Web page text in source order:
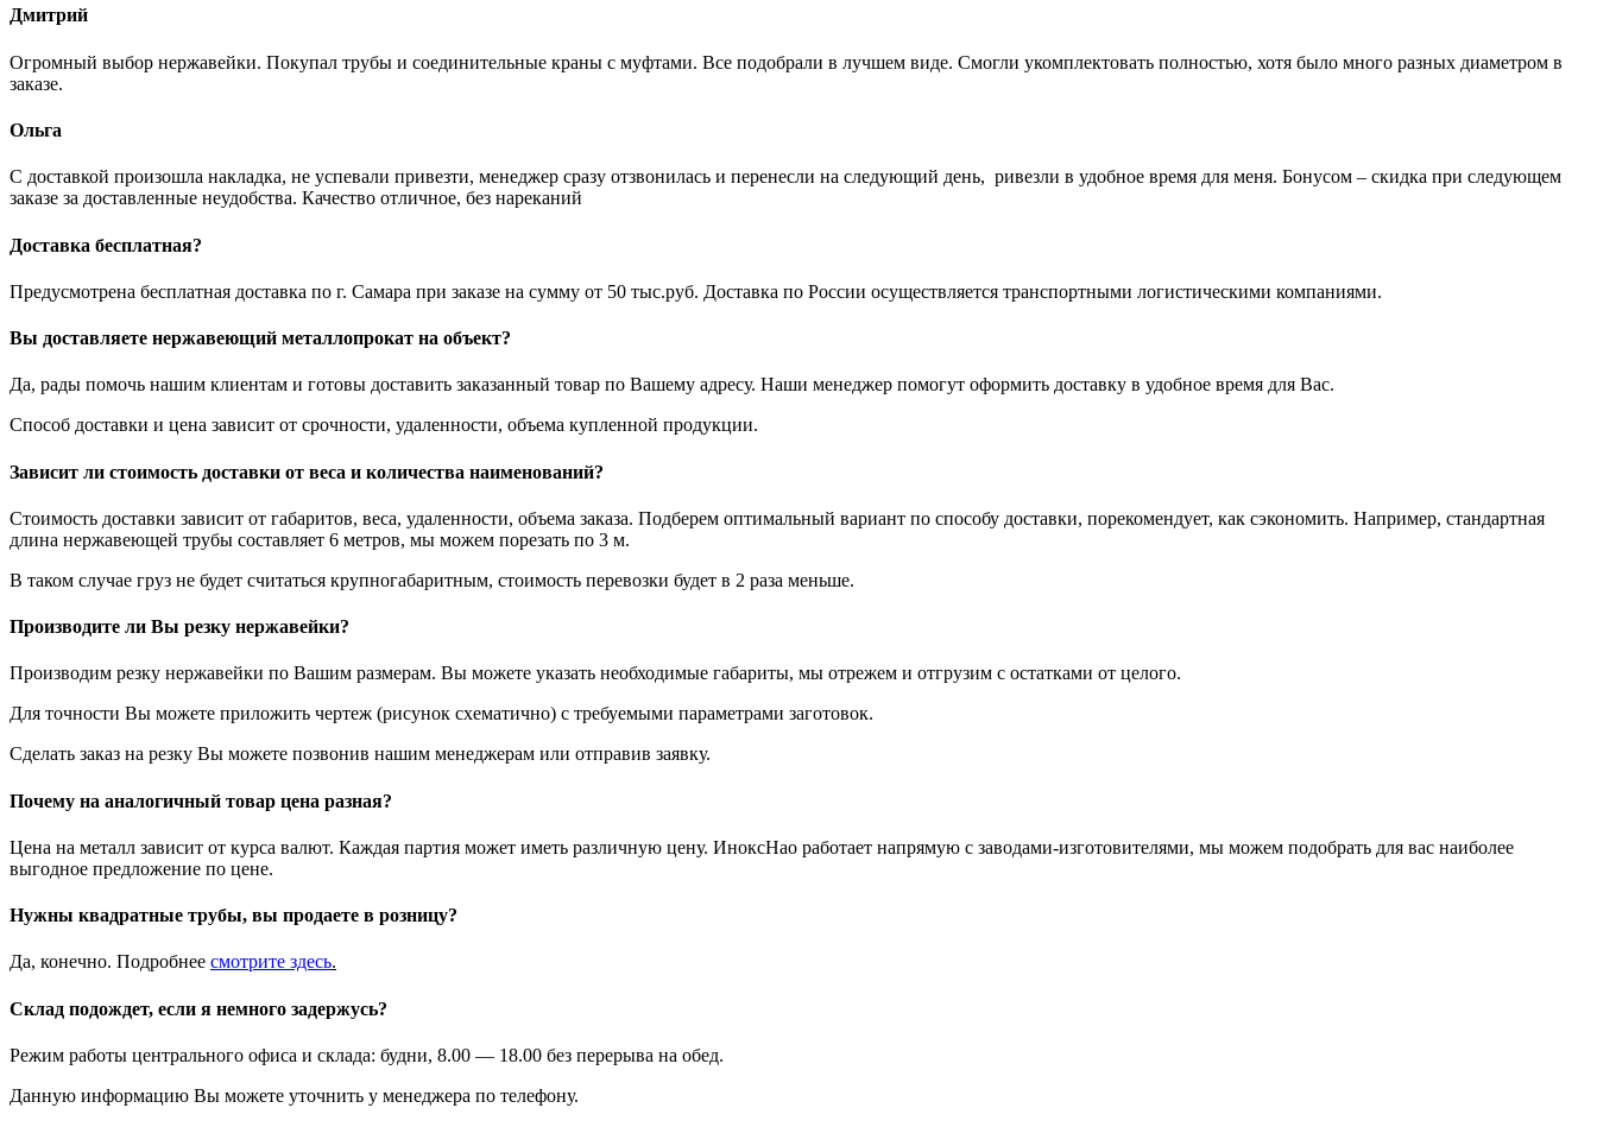
Дмитрий
Огромный выбор нержавейки. Покупал трубы и соединительные краны с муфтами. Все подобрали в лучшем виде. Смогли укомплектовать полностью, хотя было много разных диаметром в
заказе.
Ольга
С доставкой произошла накладка, не успевали привезти, менеджер сразу отзвонилась и перенесли на следующий день, ривезли в удобное время для меня. Бонусом – скидка при следующем
заказе за доставленные неудобства. Качество отличное, без нареканий
Доставка бесплатная?
Предусмотрена бесплатная доставка по г. Самара при заказе на сумму от 50 тыс.руб. Доставка по России осуществляется транспортными логистическими компаниями.
Вы доставляете нержавеющий металлопрокат на объект?
Да, рады помочь нашим клиентам и готовы доставить заказанный товар по Вашему адресу. Наши менеджер помогут оформить доставку в удобное время для Вас.
Способ доставки и цена зависит от срочности, удаленности, объема купленной продукции.
Зависит ли стоимость доставки от веса и количества наименований?
Стоимость доставки зависит от габаритов, веса, удаленности, объема заказа. Подберем оптимальный вариант по способу доставки, порекомендует, как сэкономить. Например, стандартная
длина нержавеющей трубы составляет 6 метров, мы можем порезать по 3 м.
В таком случае груз не будет считаться крупногабаритным, стоимость перевозки будет в 2 раза меньше.
Производите ли Вы резку нержавейки?
Производим резку нержавейки по Вашим размерам. Вы можете указать необходимые габариты, мы отрежем и отгрузим с остатками от целого.
Для точности Вы можете приложить чертеж (рисунок схематично) с требуемыми параметрами заготовок.
Сделать заказ на резку Вы можете позвонив нашим менеджерам или отправив заявку.
Почему на аналогичный товар цена разная?
Цена на металл зависит от курса валют. Каждая партия может иметь различную цену. ИноксНао работает напрямую с заводами-изготовителями, мы можем подобрать для вас наиболее
выгодное предложение по цене.
Нужны квадратные трубы, вы продаете в розницу?
Да, конечно. Подробнее смотрите здесь.
Склад подождет, если я немного задержусь?
Режим работы центрального офиса и склада: будни, 8.00 — 18.00 без перерыва на обед.
Данную информацию Вы можете уточнить у менеджера по телефону.